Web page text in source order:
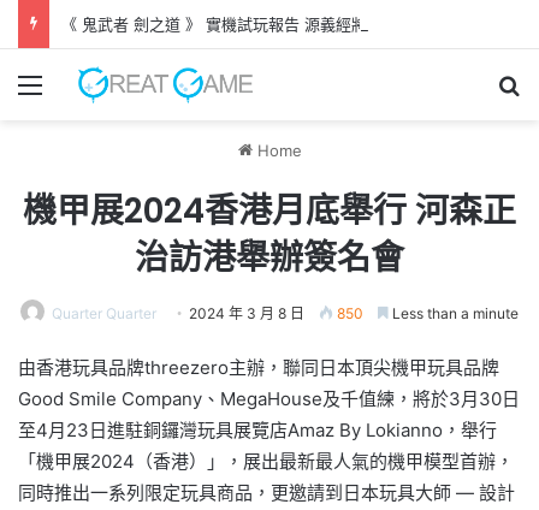
《 鬼武者 劍之道 》 實機試玩報告 源義經將是事件的起源！？
Menu
Home
機甲展2024香港月底舉行 河森正
治訪港舉辦簽名會
Quarter Quarter 2024 年 3 月 8 日 850 Less than a minute
由香港玩具品牌threezero主辦，聯同日本頂尖機甲玩具品牌
Good Smile Company、MegaHouse及千值練，將於3月30日
至4月23日進駐銅鑼灣玩具展覽店Amaz By Lokianno，舉行
「機甲展2024（香港）」，展出最新最人氣的機甲模型首辦，
同時推出一系列限定玩具商品，更邀請到日本玩具大師 — 設計